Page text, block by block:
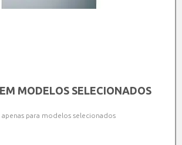
MODELOS SELECIONADOS
apenas para modelos selecionados